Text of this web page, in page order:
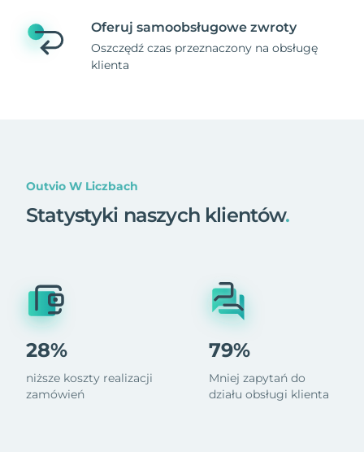
Oferuj samoobsługowe zwroty
Oszczędź czas przeznaczony na obsługę
klienta
Outvio W Liczbach
Statystyki naszych klientów.
28%
niższe koszty realizacji
zamówień
79%
Mniej zapytań do
działu obsługi klienta